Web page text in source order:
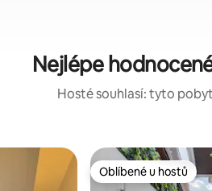
Nejlépe
Hosté souhlasí: tyto
u hostů Oblíbené u hostů
Oblíbené u hostů